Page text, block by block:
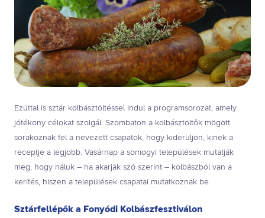
Ezúttal is sztár kolbásztöltéssel indul a programsorozat, amely
jótékony célokat szolgál. Szombaton a kolbásztöltők mögött
sorakoznak fel a nevezett csapatok, hogy kiderüljön, kinek a
receptje a legjobb. Vasárnap a somogyi települések mutatják
meg, hogy náluk – ha akarják szó szerint – kolbászból van a
kerítés, hiszen a települések csapatai mutatkoznak be.
Sztárfellépők a Fonyódi Kolbászfesztiválon